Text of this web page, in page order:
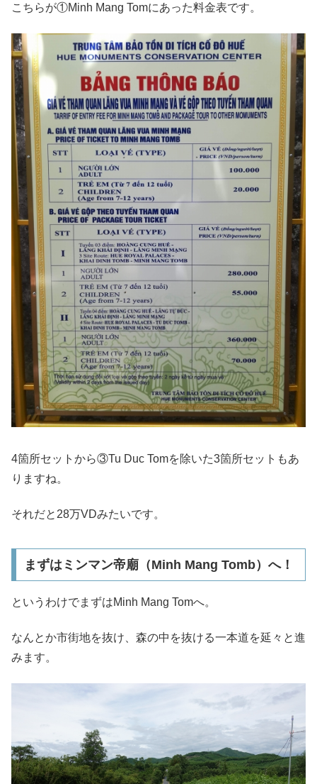
こちらが①Minh Mang Tomにあった料金表です。
4箇所セットから③Tu Duc Tomを除いた3箇所セットもあ
りますね。
それだと28万VDみたいです。
まずはミンマン帝廟（Minh Mang Tomb）へ！
というわけでまずはMinh Mang Tomへ。
なんとか市街地を抜け、森の中を抜ける一本道を延々と進
みます。